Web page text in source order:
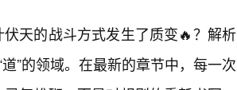
天的战斗方式发生了质变🔥？解析
”的领域。在最新的章节中，每一次